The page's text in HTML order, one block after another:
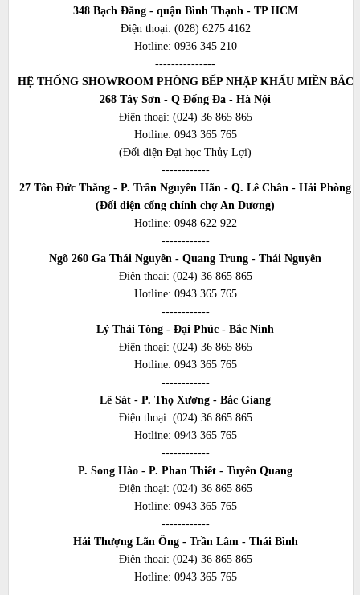
348 Bạch Đằng - quận Bình Thạnh - TP HCM
Điện thoại: (028) 6275 4162
Hotline: 0936 345 210
---------------
HỆ THỐNG SHOWROOM PHÒNG BẾP NHẬP KHẨU MIỀN BẮC
268 Tây Sơn - Q Đống Đa - Hà Nội
Điện thoại: (024) 36 865 865
Hotline: 0943 365 765
(Đối diện Đại học Thủy Lợi)
------------
27 Tôn Đức Thắng - P. Trần Nguyên Hãn - Q. Lê Chân - Hải Phòng
(Đối diện cổng chính chợ An Dương)
Hotline: 0948 622 922
------------
Ngõ 260 Ga Thái Nguyên - Quang Trung - Thái Nguyên
Điện thoại: (024) 36 865 865
Hotline: 0943 365 765
------------
Lý Thái Tông - Đại Phúc - Bắc Ninh
Điện thoại: (024) 36 865 865
Hotline: 0943 365 765
------------
Lê Sát - P. Thọ Xương - Bắc Giang
Điện thoại: (024) 36 865 865
Hotline: 0943 365 765
------------
P. Song Hào - P. Phan Thiết - Tuyên Quang
Điện thoại: (024) 36 865 865
Hotline: 0943 365 765
------------
Hải Thượng Lãn Ông - Trần Lâm - Thái Bình
Điện thoại: (024) 36 865 865
Hotline: 0943 365 765